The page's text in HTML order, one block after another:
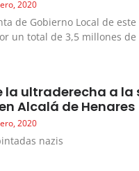
2020
de Gobierno Local de
un total de 3,5 millones de
la ultraderecha a la
Alcalá de Henares
2020
nazis